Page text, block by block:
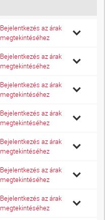
Bejelentkezés az árak
megtekintéséhez
Bejelentkezés az árak
megtekintéséhez
Bejelentkezés az árak
megtekintéséhez
Bejelentkezés az árak
megtekintéséhez
Bejelentkezés az árak
megtekintéséhez
Bejelentkezés az árak
megtekintéséhez
Bejelentkezés az árak
megtekintéséhez